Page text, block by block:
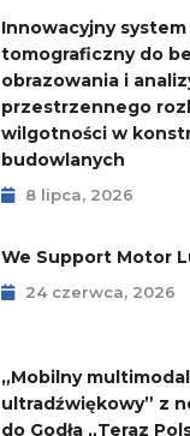
Innowacyjny system
tomograficzny do
obrazowania i
przestrzennego
wilgotności w
budowlanych
8 lipca, 2026
We Support Motor
24 czerwca, 2026
„Mobilny
ultradźwiękowy” z
do Godła „Teraz